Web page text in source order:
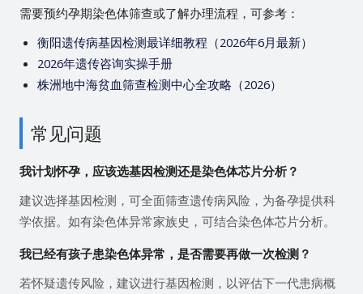
需要预约孕期染色体筛查或了解办理流程，可参考：
衡阳遗传病基因检测最详细教程（2026年6月最新）
2026年遗传咨询实操手册
株洲地中海贫血筛查检测中心全攻略（2026）
常见问题
我计划怀孕，应该选基因检测还是染色体芯片分析？
建议选择基因检测，可全面筛查遗传病风险，为备孕提供科
学依据。如有染色体异常家族史，可结合染色体芯片分析。
我已经有孩子患染色体异常，是否需要再做一次检测？
若怀疑遗传风险，建议进行基因检测，以评估下一代患病概